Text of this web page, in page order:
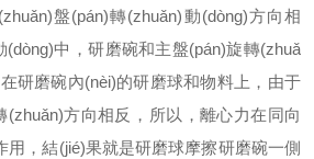
盤(pán)轉(zhuǎn)動(dòng)方向相
中，研磨碗和主盤(pán)旋轉(zhuǎ
磨碗內(nèi)的研磨球和物料上，由于
方向相反，所以，離心力在同向
，結(jié)果就是研磨球摩擦研磨碗一側